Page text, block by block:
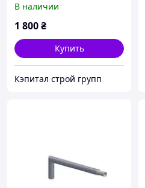
опор уличного
освещения 2,0м.
В наличии
1 800₴
Купить
Кэпитал строй групп